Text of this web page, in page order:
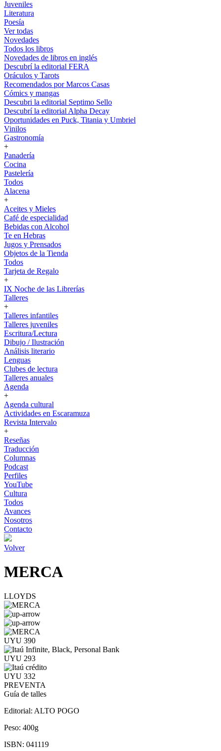
Juveniles
Literatura
Poesía
Ver todas
Novedades
Todos los libros
Novedades de libros en inglés
Descubrí la editorial FERA
Oráculos y Tarots
Recomendados por Marcos Casas
Cómics y mangas
Descubri la editorial Septimo Sello
Descubrí la editorial Alpha Decay
Oportunidades en Puck, Titania y Umbriel
Vinilos
Gastronomía
+
Panadería
Cocina
Pastelería
Todos
Alacena
+
Aceites y Mieles
Café de especialidad
Bebidas con Alcohol
Te en Hebras
Jugos y Prensados
Objetos de la Tienda
Todos
Tarjeta de Regalo
+
IX Noche de las Librerías
Talleres
+
Talleres infantiles
Talleres juveniles
Escritura/Lectura
Dibujo / Ilustración
Análisis literario
Lenguas
Clubes de lectura
Talleres anuales
Agenda
+
Agenda cultural
Actividades en Escaramuza
Revista Intervalo
+
Reseñas
Traducción
Columnas
Podcast
Perfiles
YouTube
Cultura
Todos
Avances
Nosotros
Contacto
Volver
MERCA
LLOYDS
UYU 390
UYU 293
UYU 332
PREVENTA
Guía de talles
Editorial: ALTO POGO
Peso: 400g
ISBN: 041119